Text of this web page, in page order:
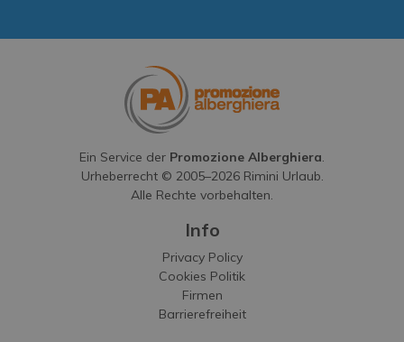
Ein Service der Promozione Alberghiera.
Urheberrecht © 2005–2026Rimini Urlaub.
Alle Rechte vorbehalten.
Info
Privacy Policy
Cookies Politik
Firmen
Barrierefreiheit